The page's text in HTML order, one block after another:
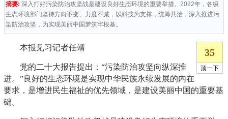
摘要: 深入打好污染防治攻坚战是建设良好生态环境的重要举措。2022年，各级
生态环境部门坚持方向不变、力度不减，以科技为支撑，统筹共治，深入推进污
染防治攻坚，为实现美丽中国梦筑牢根基。
本报见习记者任靖
党的二十大报告提出：“污染防治攻坚向纵深推
进。”良好的生态环境是实现中华民族永续发展的内在
要求，是增进民生福祉的优先领域，是建设美丽中国的重要基
础。